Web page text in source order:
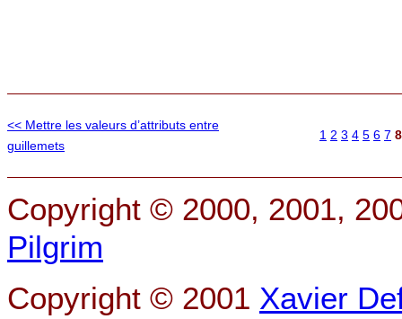
<< Mettre les valeurs d’attributs entre
guillemets
1 2 3 4 5 6 7 8
Copyright © 2000, 2001,
Pilgrim
Copyright © 2001 Xavier